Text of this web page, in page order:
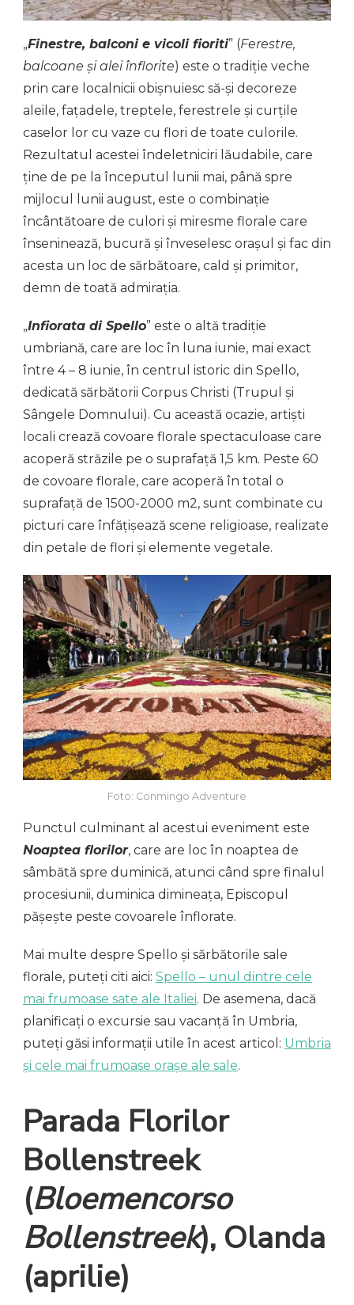
„Finestre, balconi e vicoli fioriti” (Ferestre,
balcoane și alei înflorite) este o tradiție veche
prin care localnicii obișnuiesc să-și decoreze
aleile, fațadele, treptele, ferestrele și curțile
caselor lor cu vaze cu flori de toate culorile.
Rezultatul acestei îndeletniciri lăudabile, care
ține de pe la începutul lunii mai, până spre
mijlocul lunii august, este o combinație
încântătoare de culori și miresme florale care
înseninează, bucură și înveselesc orașul și fac din
acesta un loc de sărbătoare, cald și primitor,
demn de toată admirația.
„Infiorata di Spello” este o altă tradiție
umbriană, care are loc în luna iunie, mai exact
între 4 – 8 iunie, în centrul istoric din Spello,
dedicată sărbătorii Corpus Christi (Trupul și
Sângele Domnului). Cu această ocazie, artiști
locali crează covoare florale spectaculoase care
acoperă străzile pe o suprafață 1,5 km. Peste 60
de covoare florale, care acoperă în total o
suprafață de 1500-2000 m2, sunt combinate cu
picturi care înfățișează scene religioase, realizate
din petale de flori și elemente vegetale.
Foto: Conmingo Adventure
Punctul culminant al acestui eveniment este
Noaptea florilor, care are loc în noaptea de
sâmbătă spre duminică, atunci când spre finalul
procesiunii, duminica dimineața, Episcopul
pășește peste covoarele înflorate.
Mai multe despre Spello și sărbătorile sale
florale, puteți citi aici: Spello – unul dintre cele
mai frumoase sate ale Italiei. De asemena, dacă
planificați o excursie sau vacanță în Umbria,
puteți găsi informații utile în acest articol: Umbria
și cele mai frumoase orașe ale sale.
Parada Florilor
Bollenstreek
(Bloemencorso
Bollenstreek), Olanda
(aprilie)